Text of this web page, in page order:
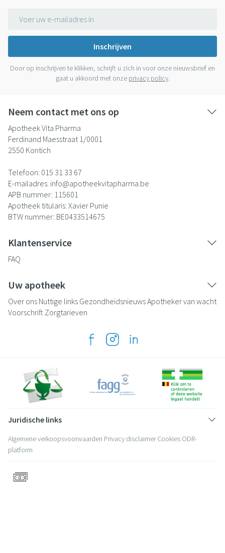
Inschrijven
Door op inschrijven te klikken, schrijft u zich in voor onze nieuwsbrief en
gaat u akkoord met onze privacy policy.
Neem contact met ons op
Apotheek Vita Pharma
Ferdinand Maesstraat 1/0001
2550 Kontich
Telefoon: 015 31 33 67
E-mailadres: info@apotheekvitapharma.be
APB nummer: 115601
Apotheek titularis: Xavier Punie
BTW nummer: BE0433514675
Klantenservice
FAQ
Uw apotheek
Over ons Nuttige links GezondheidsnieuwsApotheker van wacht
Voorschrift Zorgtarieven
Juridische links
Algemene verkoopsvoorwaarden Privacy disclaimer Cookies ODR-
platform